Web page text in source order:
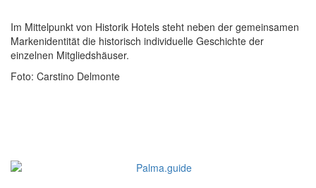
Im Mittelpunkt von Historik Hotels steht neben der gemeinsamen
Markenidentität die historisch individuelle Geschichte der
einzelnen Mitgliedshäuser.
Foto: Carstino Delmonte